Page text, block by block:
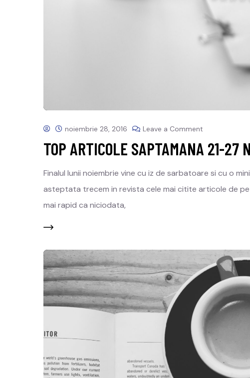
noiembrie 28, 2016 Leave a Comment
TOP ARTICOLE SAPTAMANA 21-27
Finalul lunii noiembrie vine cu iz de sarbatoare si cu o
asteptata trecem in revista cele mai citite articole de
mai rapid ca niciodata,